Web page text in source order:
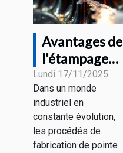
Avantages de
l'étampage
progressif
pour divers
secteurs
industriels
Lundi 17/11/2025
Dans un monde
industriel en
constante évolution,
les procédés de
fabrication de pointe